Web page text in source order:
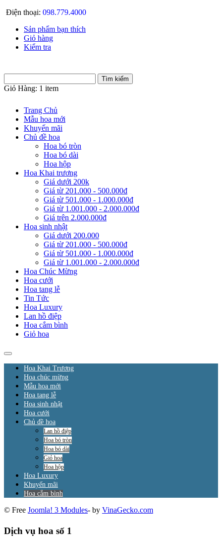
Điện thoại: 098.779.4000
Sản phẩm bạn thích
Giỏ hàng
Kiểm tra
Giỏ Hàng: 1 item
Trang Chủ
Mẫu hoa mới
Khuyến mãi
Chủ đề hoa
Hoa bó tròn
Hoa bó dài
Hoa hộp
Hoa Khai trương
Giá dưới 200k
Giá từ 201.000 - 500.000đ
Giá từ 501.000 - 1.000.000đ
Giá từ 1.001.000 - 2.000.000đ
Giá trên 2.000.000đ
Hoa sinh nhật
Giá dưới 200.000
Giá từ 201.000 - 500.000đ
Giá từ 501.000 - 1.000.000đ
Giá từ 1.001.000 - 2.000.000đ
Hoa Chúc Mừng
Hoa cưới
Hoa tang lễ
Tin Tức
Hoa Luxury
Lan hồ điệp
Hoa cắm bình
Giỏ hoa
Hoa Khai Trương
Hoa chúc mừng
Mẫu hoa mới
Hoa tang lễ
Hoa sinh nhật
Hoa cưới
Chủ đề hoa
Lan hồ điệp
Hoa bó tròn
Hoa bó dài
Giỏ hoa
Hoa hộp
Hoa Luxury
Khuyến mãi
Hoa cắm bình
© Free Joomla! 3 Modules- by VinaGecko.com
Dịch vụ hoa số 1